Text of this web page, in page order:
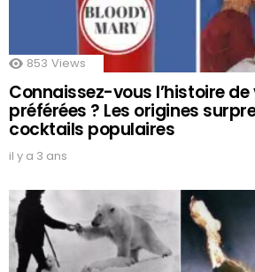
853 Views
Connaissez-vous l’histoire
préférées ? Les origines
cocktails populaires
il y a 3 ans